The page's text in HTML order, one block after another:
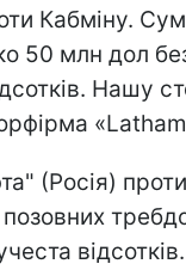
Кабміну.
50 млн дол
Нашу
(Росія)